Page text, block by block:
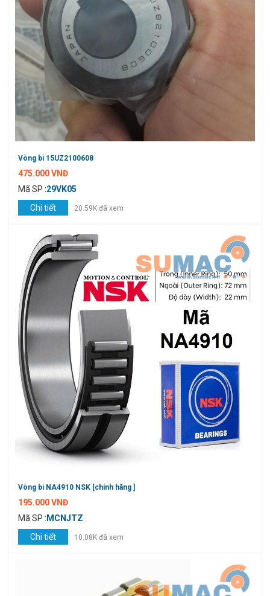
Vòng bi 15UZ2100608
475.000 VNĐ
Mã SP :29VK05
Chi tiết
20.59K đã xem
Vòng bi NA4910 NSK [chính hãng ]
195.000 VNĐ
Mã SP : MCNJTZ
Chi tiết
10.08K đã xem